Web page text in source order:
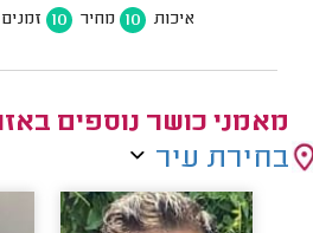
איכות 10 מחיר 10 זמנים
מאמני כושר נוספים
בחירת עיר